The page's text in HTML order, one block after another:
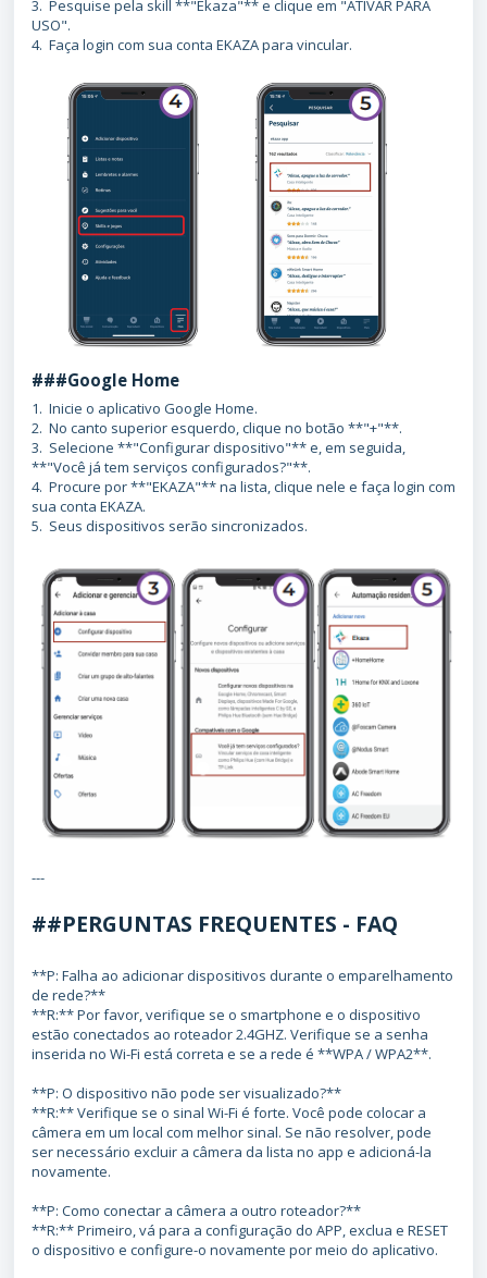
3. Pesquise pela skill **"Ekaza"** e clique em "ATIVAR PARA
USO".
4. Faça login com sua conta EKAZA para vincular.
###Google Home
1. Inicie o aplicativo Google Home.
2. No canto superior esquerdo, clique no botão **"+"**.
3. Selecione **"Configurar dispositivo"** e, em seguida,
**"Você já tem serviços configurados?"**.
4. Procure por **"EKAZA"** na lista, clique nele e faça login com
sua conta EKAZA.
5. Seus dispositivos serão sincronizados.
---
##PERGUNTAS FREQUENTES - FAQ
**P: Falha ao adicionar dispositivos durante o emparelhamento
de rede?**
**R:** Por favor, verifique se o smartphone e o dispositivo
estão conectados ao roteador 2.4GHZ. Verifique se a senha
inserida no Wi-Fi está correta e se a rede é **WPA / WPA2**.
**P: O dispositivo não pode ser visualizado?**
**R:** Verifique se o sinal Wi-Fi é forte. Você pode colocar a
câmera em um local com melhor sinal. Se não resolver, pode
ser necessário excluir a câmera da lista no app e adicioná-la
novamente.
**P: Como conectar a câmera a outro roteador?**
**R:** Primeiro, vá para a configuração do APP, exclua e RESET
o dispositivo e configure-o novamente por meio do aplicativo.